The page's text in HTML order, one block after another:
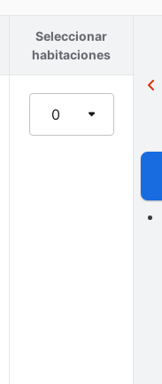
Seleccionar
habitaciones
0